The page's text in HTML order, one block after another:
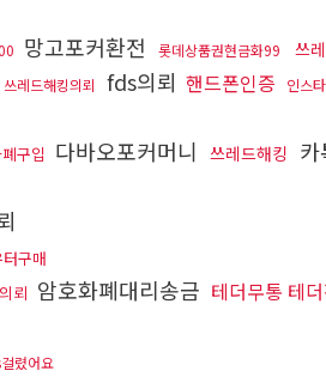
망고포커환전 롯데상품권현금화99 쓰
쓰레드해킹의뢰 fds의뢰 핸드폰인증 인스
구입 다바오포커머니 쓰레드해킹
구매
뢰 암호화폐대리송금 테더무통 테
렸어요